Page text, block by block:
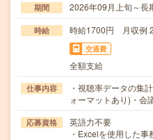
期間 2026年09月上旬～
時給 時給1700円 月収例
交通費
全額支給
仕事内容
・視聴率データの集
ォーマットあり)・
応募資格
英語力不要
・Excelを使用した